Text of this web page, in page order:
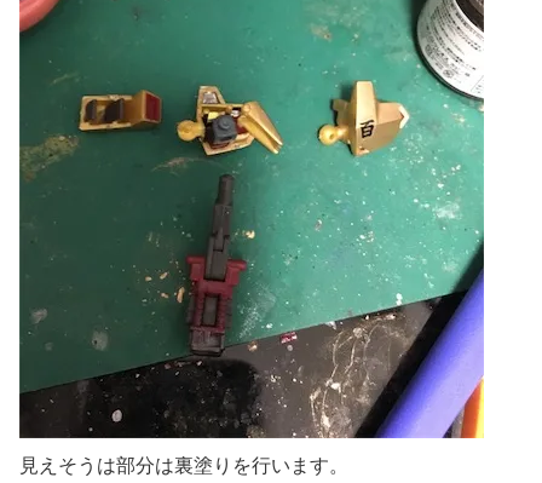
見えそうは部分は裏塗りを行います。